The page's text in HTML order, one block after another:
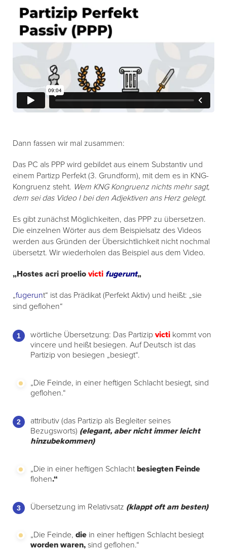
Dann fassen wir mal zusammen:
Das PC als PPP wird gebildet aus einem Substantiv und
einem Partizp Perfekt (3. Grundform), mit dem es in KNG-
Kongruenz steht. Wem KNG Kongruenz nichts mehr sagt,
dem sei das Video I bei den Adjektiven ans Herz gelegt.
Es gibt zunächst Möglichkeiten, das PPP zu übersetzen.
Die einzelnen Wörter aus dem Beispielsatz des Videos
werden aus Gründen der Übersichtlichkeit nicht nochmal
übersetzt. Wir wiederholen das Beispiel aus dem Video.
„Hostes acri proelio victi fugerunt„
„fugerunt“ ist das Prädikat (Perfekt Aktiv) und heißt: „sie
sind geflohen“
wörtliche Übersetzung: Das Partizip victi kommt von
vincere und heißt besiegen. Auf Deutsch ist das
Partizip von besiegen „besiegt“.
„Die Feinde, in einer heftigen Schlacht besiegt, sind
geflohen.“
attributiv (das Partizip als Begleiter seines
Bezugsworts) (elegant, aber nicht immer leicht
hinzubekommen)
„Die in einer heftigen Schlacht besiegten Feinde
flohen.“
Übersetzung im Relativsatz (klappt oft am besten)
„Die Feinde, die in einer heftigen Schlacht besiegt
worden waren, sind geflohen.“